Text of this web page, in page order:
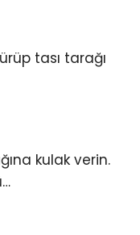
tası tarağı
kulak verin.